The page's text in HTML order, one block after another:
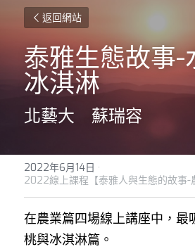
返回網站
泰雅生態故事-
冰淇淋
北藝大　蘇瑞容
2022年6月14日 ·
2022線上課程【泰雅人與生態的故事-
在農業篇四場線上講座中，最
桃與冰淇淋篇。